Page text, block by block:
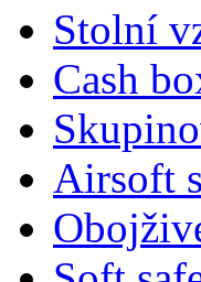
Stolní
Cash
Airsoft